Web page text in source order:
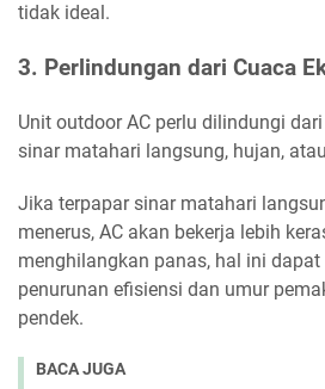
tidak ideal.
3. Perlindungan dari Cuaca
Unit outdoor AC perlu dilindungi
sinar matahari langsung, hujan,
Jika terpapar sinar matahari
menerus, AC akan bekerja lebih
menghilangkan panas, hal ini dapat
penurunan efisiensi dan umur
pendek.
BACA JUGA